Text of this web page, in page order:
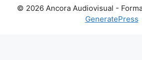
© 2026 Ancora Audiovisual -
GeneratePress